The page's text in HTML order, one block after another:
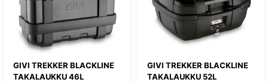
GIVI TREKKER BLACKLINE
TAKALAUKKU 46L
GIVI TREKKER BLACKLINE
TAKALAUKKU 52L